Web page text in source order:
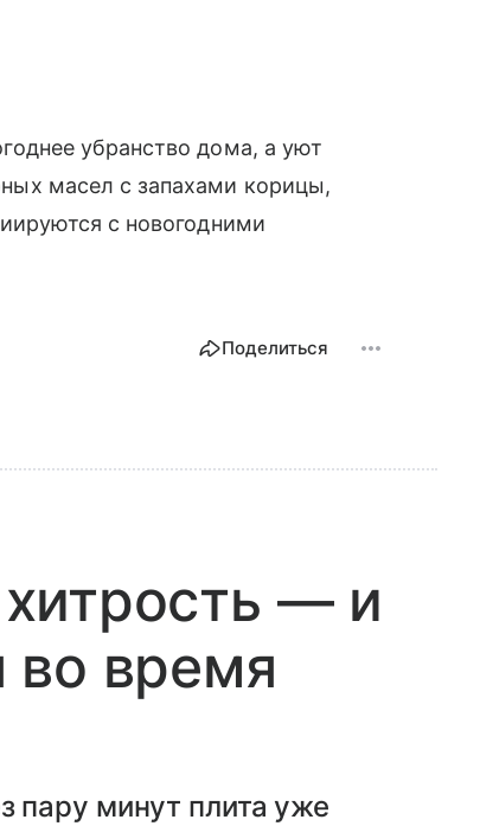
убранство дома, а уют
масел с запахами корицы,
с новогодними
Поделиться
— и
во время
пару минут плита уже